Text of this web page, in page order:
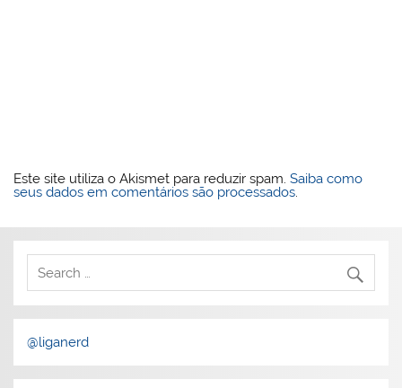
Este site utiliza o Akismet para reduzir spam.Saiba como
seus dados em comentários são processados.
@liganerd